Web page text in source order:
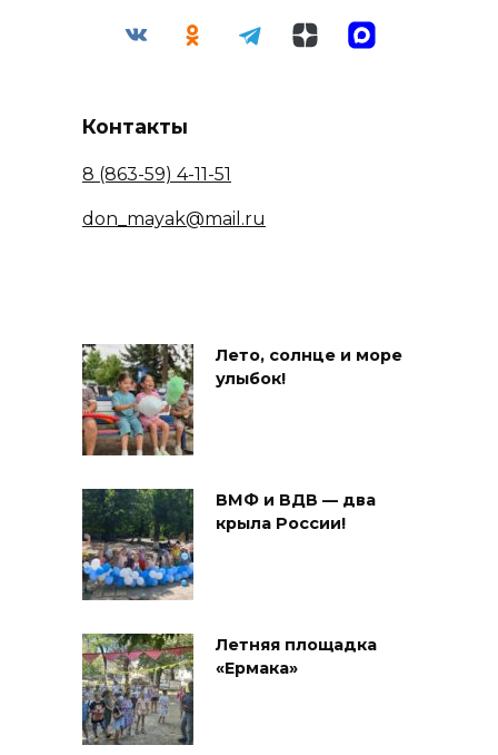
Контакты
8 (863-59) 4-11-51
don_mayak@mail.ru
Лето, солнце и море
улыбок!
ВМФ и ВДВ — два
крыла России!
Летняя площадка
«Ермака»